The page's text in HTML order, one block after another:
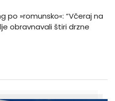
po »romunsko«: “Včeraj na
obravnavali štiri drzne